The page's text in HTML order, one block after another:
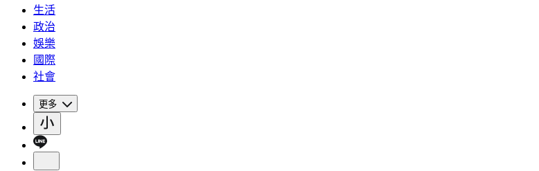
生活
政治
娛樂
國際
社會
更多